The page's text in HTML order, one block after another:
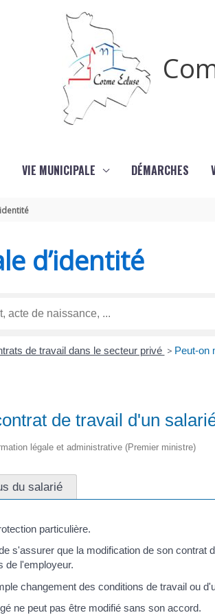
VIE MUNICIPALE DÉMARCHES
d’identité
de travail dans le secteur privé > Peut-on
de travail d'un
légale et administrative (Premier ministre)
du salarié
particulière.
s'assurer que la modification de son
de l'employeur.
changement des conditions de travail ou
ne peut pas être modifié sans son accord.